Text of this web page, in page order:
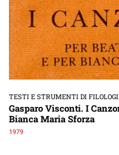
TESTI E STRUMENTI DI
Gasparo Visconti. I
Bianca Maria Sforza
1979